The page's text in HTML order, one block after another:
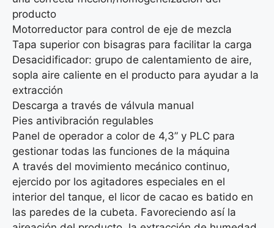
producto
Motorreductor para control de eje de mezcla
Tapa superior con bisagras para facilitar la carga
Desacidificador: grupo de calentamiento de aire,
sopla aire caliente en el producto para ayudar a la
extracción
Descarga a través de válvula manual
Pies antivibración regulables
Panel de operador a color de 4,3” y PLC para
gestionar todas las funciones de la máquina
A través del movimiento mecánico continuo,
ejercido por los agitadores especiales en el
interior del tanque, el licor de cacao es batido en
las paredes de la cubeta. Favoreciendo así la